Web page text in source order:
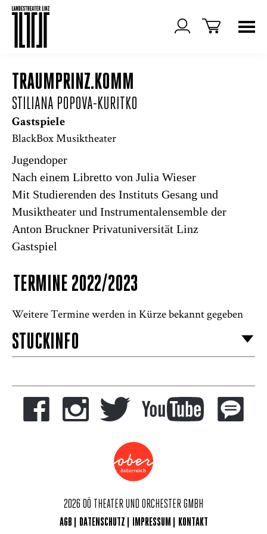
TRAUMPRINZ.KOMM
STILIANA POPOVA-KURITKO
Gastspiele
BlackBox Musiktheater
Jugendoper
Nach einem Libretto von Julia Wieser
Mit Studierenden des Instituts Gesang und
Musiktheater und Instrumentalensemble der
Anton Bruckner Privatuniversität Linz
Gastspiel
TERMINE 2022/2023
Weitere Termine werden in Kürze bekannt gegeben
STÜCKINFO
2026 OÖ THEATER UND ORCHESTER GMBH
AGB DATENSCHUTZ IMPRESSUM KONTAKT